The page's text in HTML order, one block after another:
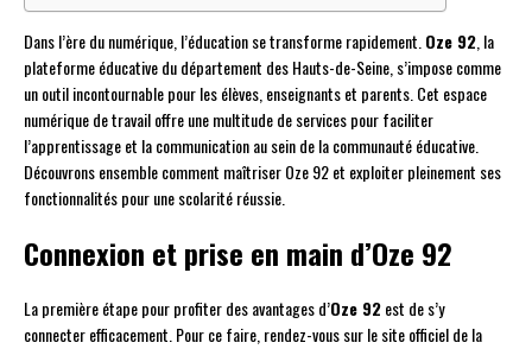
Dans l’ère du numérique, l’éducation se transforme rapidement.Oze 92, la
plateforme éducative du département des Hauts-de-Seine, s’impose comme
un outil incontournable pour les élèves, enseignants et parents. Cet espace
numérique de travail offre une multitude de services pour faciliter
l’apprentissage et la communication au sein de la communauté éducative.
Découvrons ensemble comment maîtriser Oze 92 et exploiter pleinement ses
fonctionnalités pour une scolarité réussie.
Connexion et prise en main d’Oze 92
La première étape pour profiter des avantages d’Oze 92est de s’y
connecter efficacement. Pour ce faire, rendez-vous sur le site officiel de la